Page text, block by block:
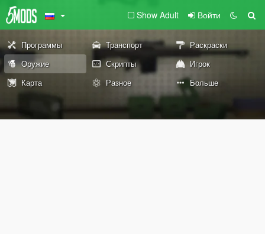
Show Adult Войти
Программы Транспорт
Раскраски
Оружие
Скрипты
Игрок
Карта
Разное Больше